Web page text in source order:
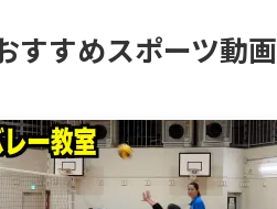
すすめスポーツ動画